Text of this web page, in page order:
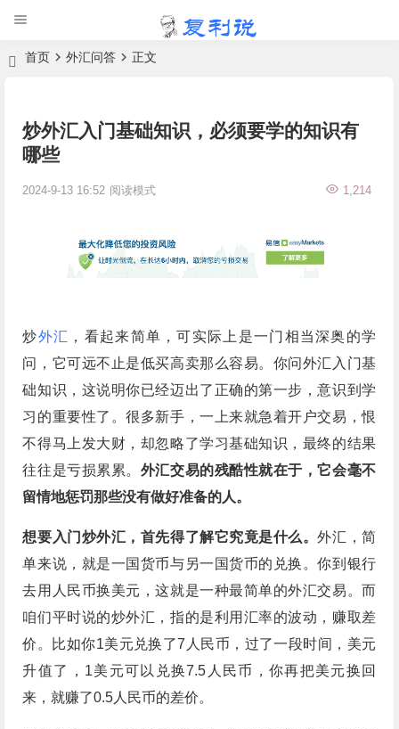
首页 外汇问答 正文
炒外汇入门基础知识，必须要学的知识有
哪些
2024-9-13 16:52 1,214
阅读模式
炒外汇 ，看起来简单，可实际上是一门相当深奥的学
问，它可远不止是低买高卖那么容易。你问外汇入门基
础知识，这说明你已经迈出了正确的第一步，意识到学
习的重要性了。很多新手，一上来就急着开户交易，恨
不得马上发大财，却忽略了学习基础知识，最终的结果
往往是亏损累累。 外汇交易的残酷性就在于，它会毫不
留情地惩罚那些没有做好准备的人。
想要入门炒外汇，首先得了解它究竟是什么。外汇，简
单来说，就是一国货币与另一国货币的兑换。你到银行
去用人民币换美元，这就是一种最简单的外汇交易。而
咱们平时说的炒外汇，指的是利用汇率的波动，赚取差
价。比如你1美元兑换了7人民币，过了一段时间，美元
升值了，1美元可以兑换7.5人民币，你再把美元换回
来，就赚了0.5人民币的差价。